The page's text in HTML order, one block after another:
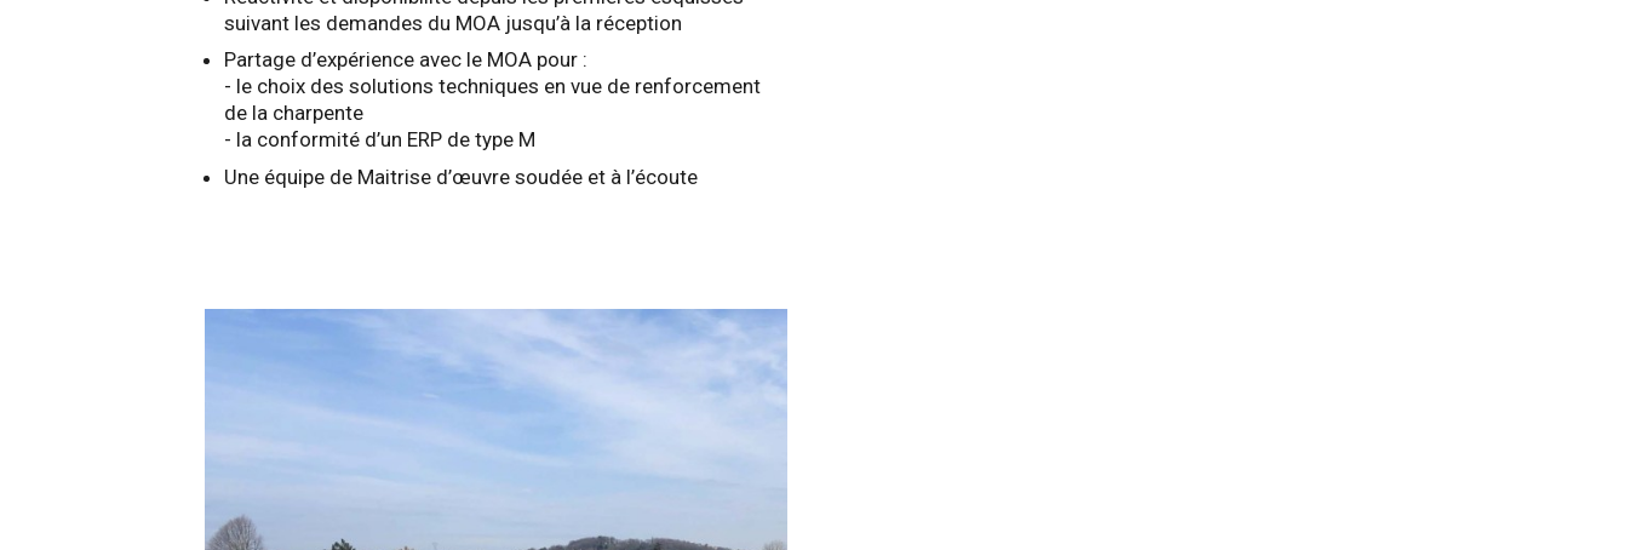
suivant les demandes du MOA jusqu’à la réception
Partage d’expérience avec le MOA pour :
- le choix des solutions techniques en vue de renforcement
de la charpente
- la conformité d’un ERP de type M
Une équipe de Maitrise d’œuvre soudée et à l’écoute